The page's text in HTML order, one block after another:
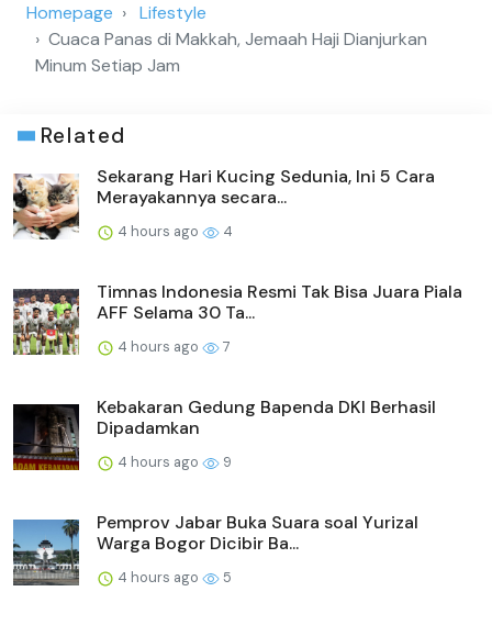
Homepage
Lifestyle
Cuaca Panas di Makkah, Jemaah Haji Dianjurkan
Minum Setiap Jam
Related
Sekarang Hari Kucing Sedunia, Ini 5 Cara
Merayakannya secara...
4 hours ago 4
Timnas Indonesia Resmi Tak Bisa Juara Piala
AFF Selama 30 Ta...
4 hours ago 7
Kebakaran Gedung Bapenda DKI Berhasil
Dipadamkan
4 hours ago 9
Pemprov Jabar Buka Suara soal Yurizal
Warga Bogor Dicibir Ba...
4 hours ago 5